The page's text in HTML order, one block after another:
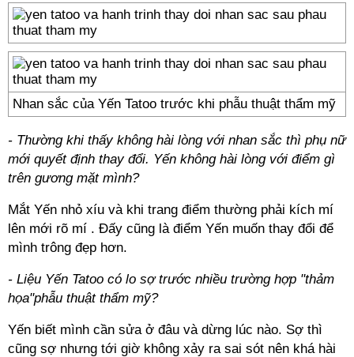
Nhan sắc của Yến Tatoo trước khi phẫu thuật thẩm mỹ
- Thường khi thấy không hài lòng với nhan sắc thì phụ nữ
mới quyết định thay đổi. Yến không hài lòng với điểm gì
trên gương mặt mình?
Mắt Yến nhỏ xíu và khi trang điểm thường phải kích mí
lên mới rõ mí . Đấy cũng là điểm Yến muốn thay đổi để
mình trông đẹp hơn.
- Liệu Yến Tatoo có lo sợ trước nhiều trường hợp "thảm
họa"phẫu thuật thẩm mỹ?
Yến biết mình cần sửa ở đâu và dừng lúc nào. Sợ thì
cũng sợ nhưng tới giờ không xảy ra sai sót nên khá hài